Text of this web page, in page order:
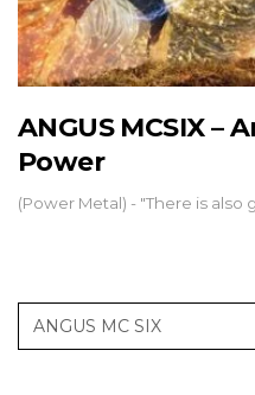
ANGUS MCSIX –
Power
(Power Metal) - "There is